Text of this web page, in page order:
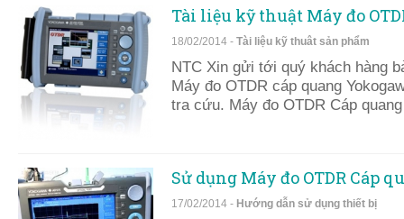
Tài liệu kỹ thuật Máy đo
18/02/2014 - Tài liệu kỹ thuât sản phẩm
NTC Xin gửi tới quý khách hàng
Máy đo OTDR cáp quang
tra cứu. Máy đo OTDR Cáp
Sử dụng Máy đo OTDR Cáp
17/02/2014 - Hướng dẫn sử dụng thiết bị